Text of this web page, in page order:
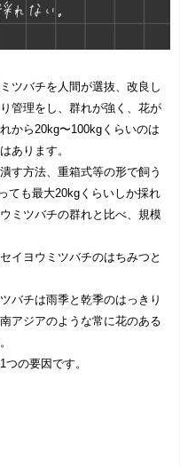
ツバチを人間が選抜、改良し
管理をし、群れが強く、花が
から20kg〜100kgくらいのは
あります。
す方法、重箱式等の形で飼う
ても最大20kgくらいしか採れ
ミツバチの群れと比べ、規模
イヨウミツバチのはちみつと
バチは雨季と乾季のはっきり
アジアのような常に花のある
の要因です。